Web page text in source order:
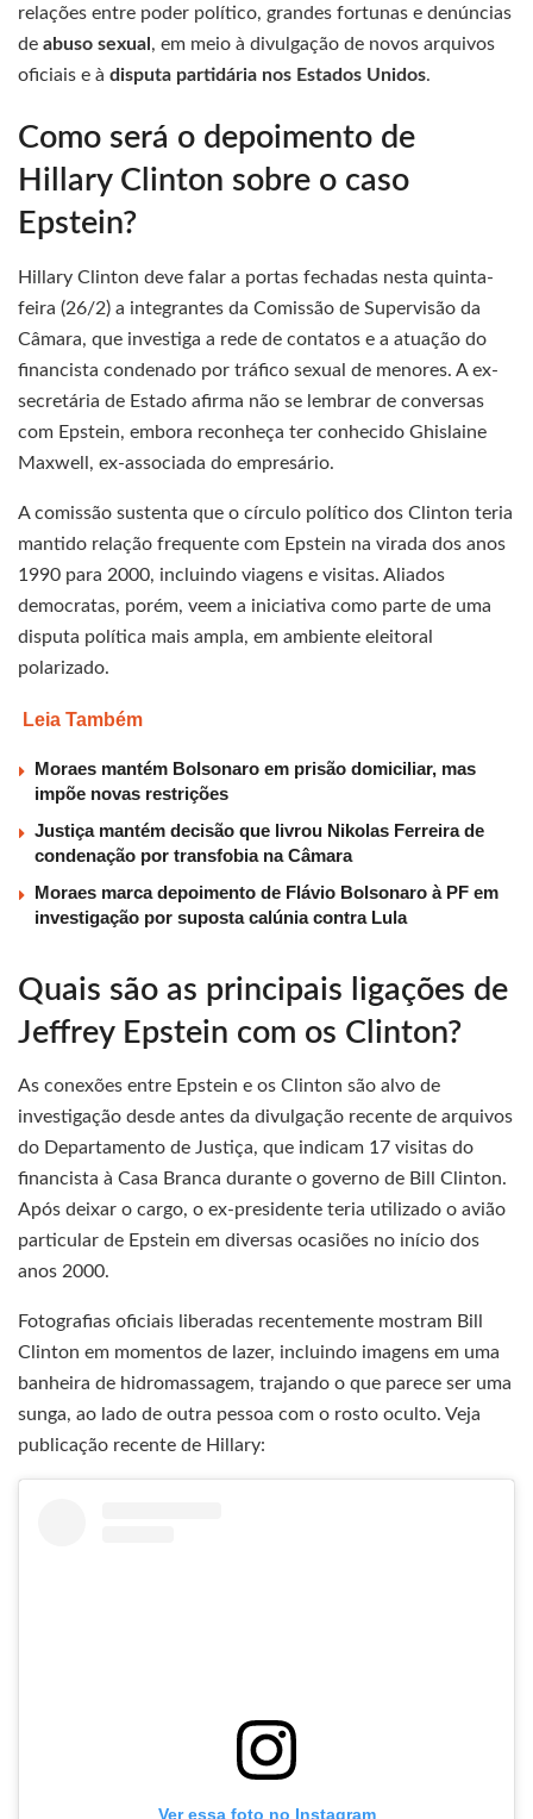
relações entre poder político, grandes fortunas e denúncias
de abuso sexual , em meio à divulgação de novos arquivos
oficiais e à disputa partidária nos Estados Unidos.
Como será o depoimento de
Hillary Clinton sobre o caso
Epstein?
Hillary Clinton deve falar a portas fechadas nesta quinta-
feira (26/2) a integrantes da Comissão de Supervisão da
Câmara, que investiga a rede de contatos e a atuação do
financista condenado por tráfico sexual de menores. A ex-
secretária de Estado afirma não se lembrar de conversas
com Epstein, embora reconheça ter conhecido Ghislaine
Maxwell, ex-associada do empresário.
A comissão sustenta que o círculo político dos Clinton teria
mantido relação frequente com Epstein na virada dos anos
1990 para 2000, incluindo viagens e visitas. Aliados
democratas, porém, veem a iniciativa como parte de uma
disputa política mais ampla, em ambiente eleitoral
polarizado.
Leia Também
Moraes mantém Bolsonaro em prisão domiciliar, mas
impõe novas restrições
Justiça mantém decisão que livrou Nikolas Ferreira de
condenação por transfobia na Câmara
Moraes marca depoimento de Flávio Bolsonaro à PF em
investigação por suposta calúnia contra Lula
Quais são as principais ligações de
Jeffrey Epstein com os Clinton?
As conexões entre Epstein e os Clinton são alvo de
investigação desde antes da divulgação recente de arquivos
do Departamento de Justiça, que indicam 17 visitas do
financista à Casa Branca durante o governo de Bill Clinton.
Após deixar o cargo, o ex-presidente teria utilizado o avião
particular de Epstein em diversas ocasiões no início dos
anos 2000.
Fotografias oficiais liberadas recentemente mostram Bill
Clinton em momentos de lazer, incluindo imagens em uma
banheira de hidromassagem, trajando o que parece ser uma
sunga, ao lado de outra pessoa com o rosto oculto. Veja
publicação recente de Hillary:
Ver essa foto no Instagram